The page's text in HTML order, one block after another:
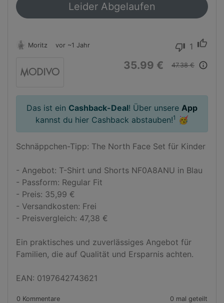
Leider Abgelaufen
Moritz vor ~1 Jahr thumb_down 1 thumb_up
35.99 € 47.38 € info_outline
Das ist ein Cashback-Deal! Über unsere App
kannst du hier Cashback abstauben!1 🥳
Schnäppchen-Tipp: The North Face Set für Kinder
- Angebot: T-Shirt und Shorts NF0A8ANU in Blau
- Passform: Regular Fit
- Preis: 35,99 €
- Versandkosten: Frei
- Preisvergleich: 47,38 €
Ein praktisches und zuverlässiges Angebot für
Familien, die auf Qualität und Ersparnis achten.
EAN: 0197642743621
0 Kommentare 0 mal geteilt